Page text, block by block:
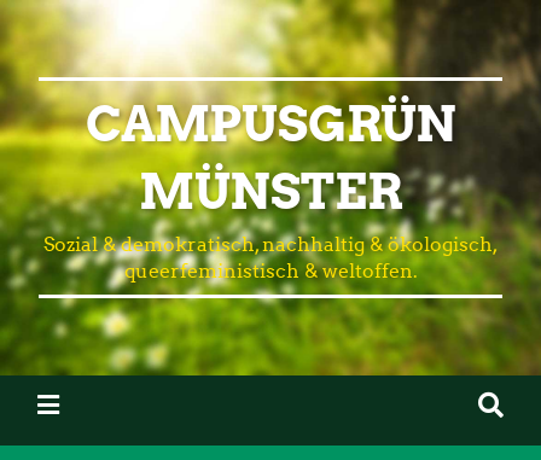
CAMPUSGRÜN
MÜNSTER
Sozial & demokratisch, nachhaltig & ökologisch,
queerfeministisch & weltoffen.